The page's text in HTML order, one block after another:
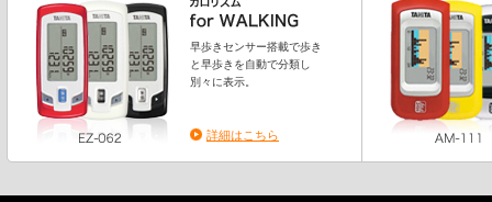
早歩きセンサー搭載で歩き
と早歩きを自動で分類し
別々に表示。
詳細はこちら